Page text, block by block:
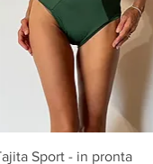
Vista rapida
Sport - in pronta